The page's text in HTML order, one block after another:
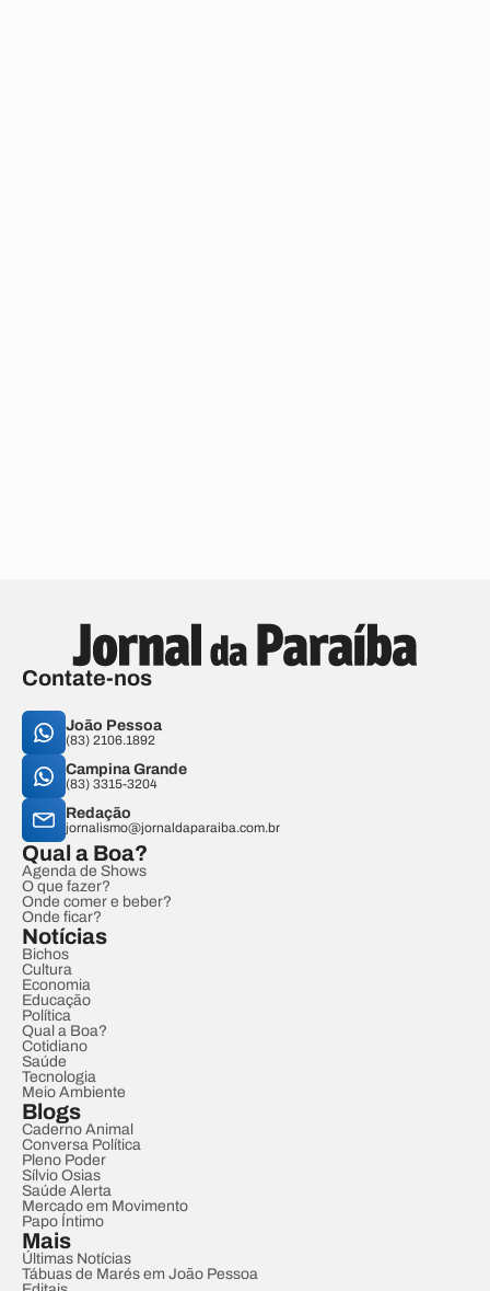
Contate-nos
João Pessoa
(83) 2106.1892
Campina Grande
(83) 3315-3204
Redação
jornalismo@jornaldaparaiba.com.br
Qual a Boa?
Agenda de Shows
O que fazer?
Onde comer e beber?
Onde ficar?
Notícias
Bichos
Cultura
Economia
Educação
Política
Qual a Boa?
Cotidiano
Saúde
Tecnologia
Meio Ambiente
Blogs
Caderno Animal
Conversa Política
Pleno Poder
Sílvio Osias
Saúde Alerta
Mercado em Movimento
Papo Íntimo
Mais
Últimas Notícias
Tábuas de Marés em João Pessoa